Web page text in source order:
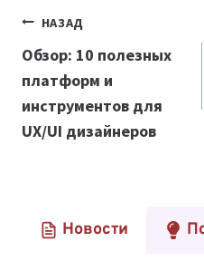
Навигация
по
записям
НАЗАД
Обзор: 10 полезных
платформ и
инструментов для
UX/UI дизайнеров
Новости